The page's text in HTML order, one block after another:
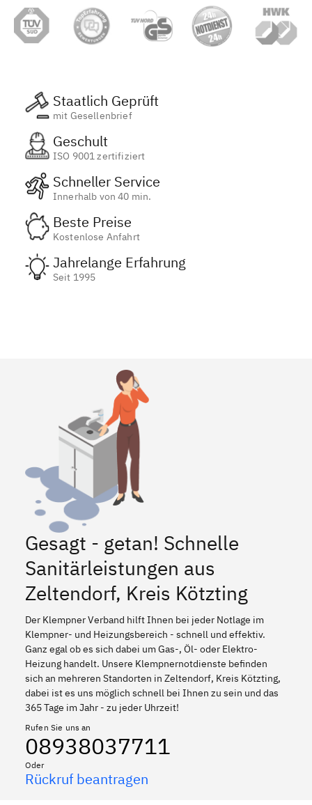
Staatlich Geprüft
mit Gesellenbrief
Geschult
ISO 9001 zertifiziert
Schneller Service
Innerhalb von 40 min.
Beste Preise
Kostenlose Anfahrt
Jahrelange Erfahrung
Seit 1995
Gesagt - getan! Schnelle
Sanitärleistungen aus
Zeltendorf, Kreis Kötzting
Der Klempner Verband hilft Ihnen bei jeder Notlage im
Klempner- und Heizungsbereich - schnell und effektiv.
Ganz egal ob es sich dabei um Gas-, Öl- oder Elektro-
Heizung handelt. Unsere Klempnernotdienste befinden
sich an mehreren Standorten in Zeltendorf, Kreis Kötzting,
dabei ist es uns möglich schnell bei Ihnen zu sein und das
365 Tage im Jahr - zu jeder Uhrzeit!
Rufen Sie uns an
08938037711
Oder
Rückruf beantragen